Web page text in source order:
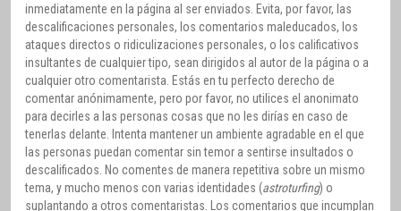
inmediatamente en la página al ser enviados. Evita, por favor, las
descalificaciones personales, los comentarios maleducados, los
ataques directos o ridiculizaciones personales, o los calificativos
insultantes de cualquier tipo, sean dirigidos al autor de la página o a
cualquier otro comentarista. Estás en tu perfecto derecho de
comentar anónimamente, pero por favor, no utilices el anonimato
para decirles a las personas cosas que no les dirías en caso de
tenerlas delante. Intenta mantener un ambiente agradable en el que
las personas puedan comentar sin temor a sentirse insultados o
descalificados. No comentes de manera repetitiva sobre un mismo
tema, y mucho menos con varias identidades (astroturfing) o
suplantando a otros comentaristas. Los comentarios que incumplan